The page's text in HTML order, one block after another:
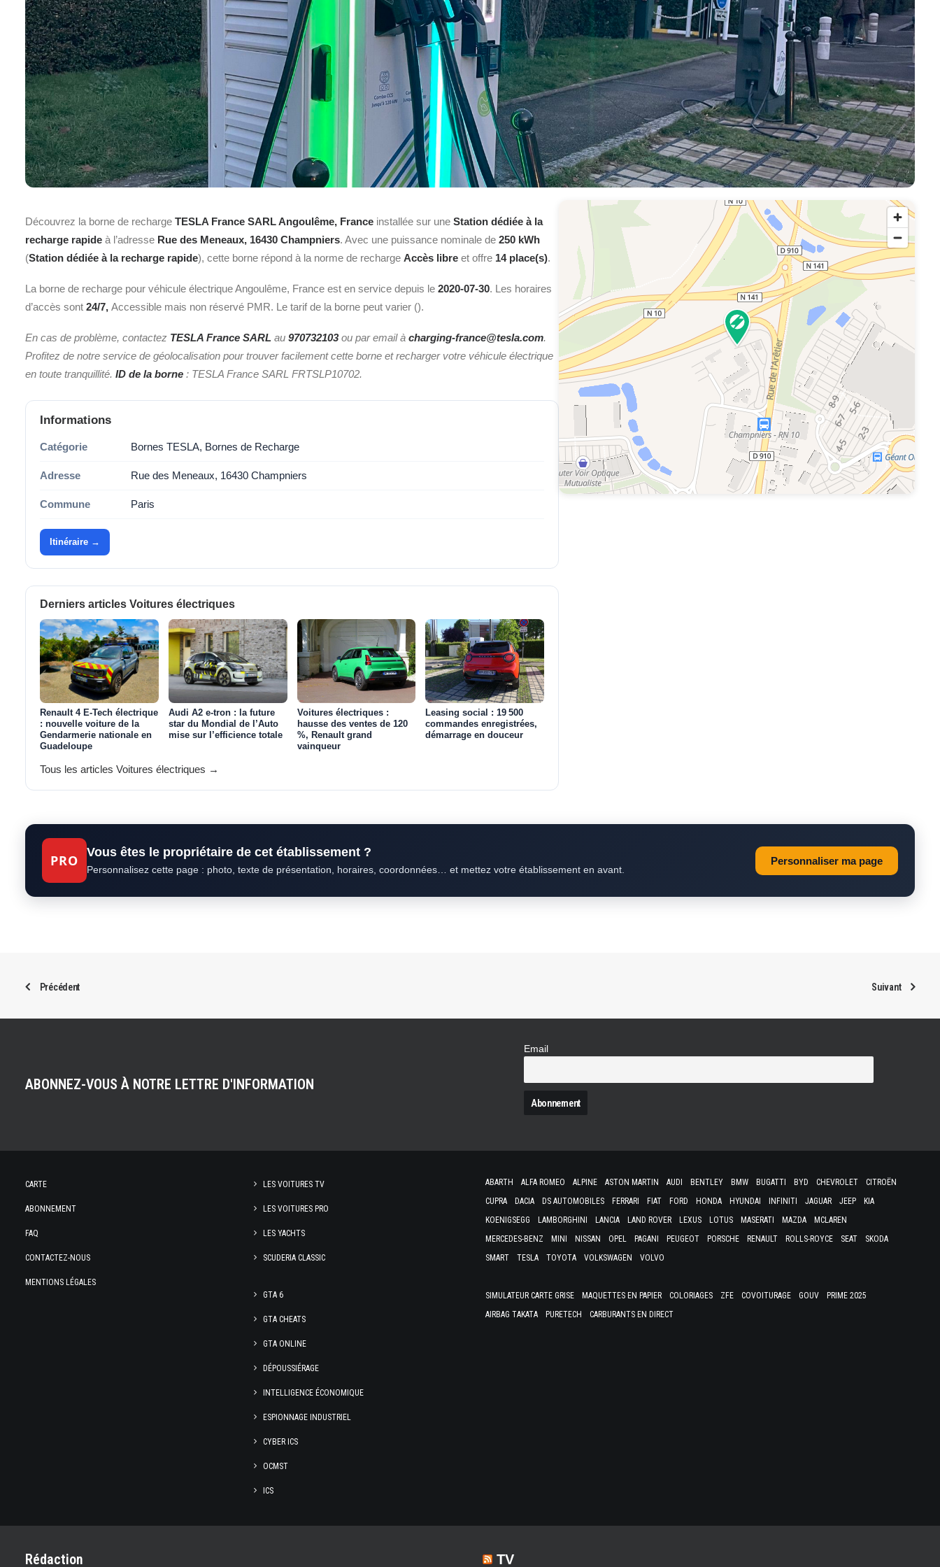
Découvrez la borne de recharge TESLA France SARL Angoulême, France installée sur une Station dédiée à la
recharge rapide à l’adresse Rue des Meneaux, 16430 Champniers. Avec une puissance nominale de 250 kWh
(Station dédiée à la recharge rapide), cette borne répond à la norme de recharge Accès libre et offre 14 place(s).
La borne de recharge pour véhicule électrique Angoulême, France est en service depuis le 2020-07-30. Les horaires
d’accès sont 24/7, Accessible mais non réservé PMR. Le tarif de la borne peut varier ().
En cas de problème, contactez TESLA France SARL au 970732103ou par email à charging-france@tesla.com.
Profitez de notre service de géolocalisation pour trouver facilement cette borne et recharger votre véhicule électrique
en toute tranquillité. ID de la borne : TESLA France SARL FRTSLP10702.
Informations
Catégorie Bornes TESLA, Bornes de Recharge
Adresse Rue des Meneaux, 16430 Champniers
Commune Paris
Itinéraire →
Derniers articles Voitures électriques
Renault 4 E-Tech électrique
: nouvelle voiture de la
Gendarmerie nationale en
Guadeloupe
Audi A2 e-tron : la future
star du Mondial de l’Auto
mise sur l’efficience totale
Voitures électriques :
hausse des ventes de 120
%, Renault grand
vainqueur
Leasing social : 19 500
commandes enregistrées,
démarrage en douceur
Tous les articles Voitures électriques →
PRO
Vous êtes le propriétaire de cet établissement ?
Personnalisez cette page : photo, texte de présentation, horaires, coordonnées… et mettez votre établissement en avant.
Personnaliser ma page
Précédent Suivant
ABONNEZ-VOUS À NOTRE LETTRE D'INFORMATION
Email
CARTE
ABONNEMENT
FAQ
CONTACTEZ-NOUS
MENTIONS LÉGALES
LES VOITURES TV
LES VOITURES PRO
LES YACHTS
SCUDERIA CLASSIC
GTA 6
GTA CHEATS
GTA ONLINE
DÉPOUSSIÉRAGE
INTELLIGENCE ÉCONOMIQUE
ESPIONNAGE INDUSTRIEL
CYBER ICS
OCMST
ICS
ABARTH ALFA ROMEO ALPINE ASTON MARTIN AUDI BENTLEY BMW BUGATTI BYD CHEVROLET
CITROËN
CUPRA
DACIA DS AUTOMOBILES FERRARI FIAT FORD HONDA HYUNDAI INFINITI JAGUAR JEEP
KIA
KOENIGSEGG
LAMBORGHINI LANCIA LAND ROVER LEXUS LOTUS MASERATI MAZDA
MCLAREN
MERCEDES-BENZ
MINI NISSAN OPEL PAGANI PEUGEOT PORSCHE RENAULT ROLLS-ROYCE SEAT
SKODA
SMART
TESLA TOYOTA VOLKSWAGEN VOLVO
SIMULATEUR CARTE GRISE MAQUETTES EN PAPIER COLORIAGES ZFE COVOITURAGE GOUV
PRIME 2025
AIRBAG TAKATA
PURETECH CARBURANTS EN DIRECT
Rédaction TV